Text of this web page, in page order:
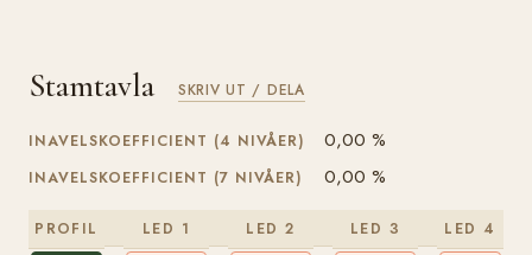
Stamtavla SKRIV UT / DELA
INAVELSKOEFFICIENT (4 NIVÅER) 0,00 %
INAVELSKOEFFICIENT (7 NIVÅER) 0,00 %
PROFIL LED 1 LED 2 LED 3 LED 4